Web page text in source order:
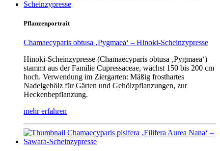
Pflanzenportrait
Chamaecyparis obtusa ‚Pygmaea‘ – Hinoki-Scheinzypresse
Hinoki-Scheinzypresse (Chamaecyparis obtusa ‚Pygmaea‘)
stammt aus der Familie Cupressaceae, wächst 150 bis 200 cm
hoch. Verwendung im Ziergarten: Mäßig frosthartes
Nadelgehölz für Gärten und Gehölzpflanzungen, zur
Heckenbepflanzung.
mehr erfahren